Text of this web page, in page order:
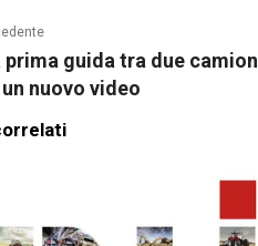
prima guida tra due camion
nuovo video